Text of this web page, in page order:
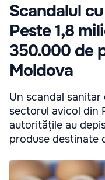
Scandalul
Peste 1,8
350.000 de
Moldova
Un scandal
sectorul avicol din
autoritățile au
produse destinate